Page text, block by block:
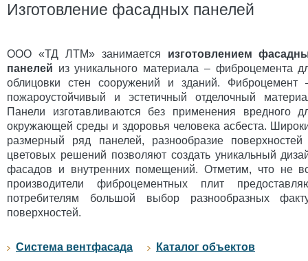
Изготовление фасадных панелей
ООО «ТД ЛТМ» занимается изготовлением
панелей из уникального материала – фиброцемента
облицовки стен сооружений и зданий.
пожароустойчивый и эстетичный отделочный
Панели изготавливаются без применения вредного
окружающей среды и здоровья человека асбеста.
размерный ряд панелей, разнообразие
цветовых решений позволяют создать уникальный
фасадов и внутренних помещений. Отметим, что не
производители фиброцементных плит
потребителям большой выбор разнообразных
поверхностей.
Система вентфасада Каталог объектов